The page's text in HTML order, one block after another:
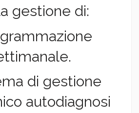
gestione di:
di gestione
autodiagnosi